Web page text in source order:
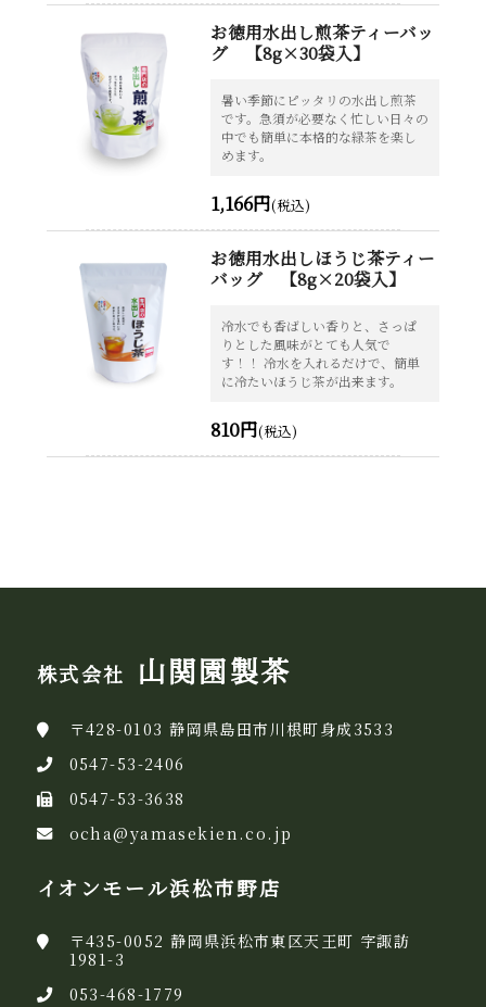
お徳用水出し煎茶ティーバッ
グ 【8g×30袋入】
暑い季節にピッタリの水出し煎茶
です。急須が必要なく忙しい日々の
中でも簡単に本格的な緑茶を楽し
めます。
1,166円(税込)
お徳用水出しほうじ茶ティー
バッグ 【8g×20袋入】
冷水でも香ばしい香りと、さっぱ
りとした風味がとても人気で
す！！ 冷水を入れるだけで、簡単
に冷たいほうじ茶が出来ます。
810円(税込)
株式会社 山関園製茶
〒428-0103 静岡県島田市川根町身成3533
0547-53-2406
0547-53-3638
ocha@yamasekien.co.jp
イオンモール浜松市野店
〒435-0052 静岡県浜松市東区天王町 字諏訪
1981-3
053-468-1779